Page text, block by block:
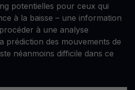
potentielles pour ceux qui
à la baisse – une information
à une analyse
prédiction des mouvements de
néanmoins difficile dans ce